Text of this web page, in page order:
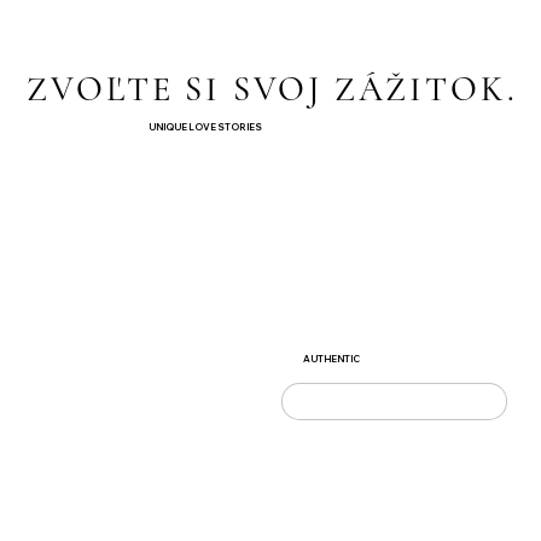
ZVOĽTE SI SVOJ ZÁŽITOK.
ZVOĽTE SI SVOJ ZÁŽITOK.
UNIQUE LOVE STORIES
AUTHENTIC